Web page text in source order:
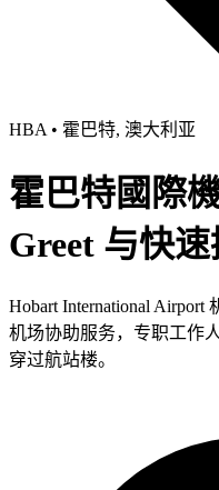
HBA • 霍巴特, 澳大利亚
霍巴特國際
Greet 与快
Hobart International Airport
机场协助服务，专职工作
穿过航站楼。